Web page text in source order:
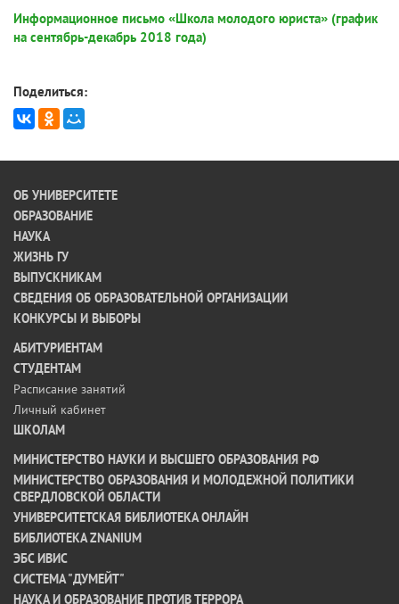
Информационное письмо «Школа молодого юриста» (график
на сентябрь-декабрь 2018 года)
Поделиться:
ОБ УНИВЕРСИТЕТЕ
ОБРАЗОВАНИЕ
НАУКА
ЖИЗНЬ ГУ
ВЫПУСКНИКАМ
СВЕДЕНИЯ ОБ ОБРАЗОВАТЕЛЬНОЙ ОРГАНИЗАЦИИ
КОНКУРСЫ И ВЫБОРЫ
АБИТУРИЕНТАМ
СТУДЕНТАМ
Расписание занятий
Личный кабинет
ШКОЛАМ
МИНИСТЕРСТВО НАУКИ И ВЫСШЕГО ОБРАЗОВАНИЯ РФ
МИНИСТЕРСТВО ОБРАЗОВАНИЯ И МОЛОДЕЖНОЙ ПОЛИТИКИ
СВЕРДЛОВСКОЙ ОБЛАСТИ
УНИВЕРСИТЕТСКАЯ БИБЛИОТЕКА ОНЛАЙН
БИБЛИОТЕКА ZNANIUM
ЭБС ИВИС
СИСТЕМА "ДУМЕЙТ"
НАУКА И ОБРАЗОВАНИЕ ПРОТИВ ТЕРРОРА